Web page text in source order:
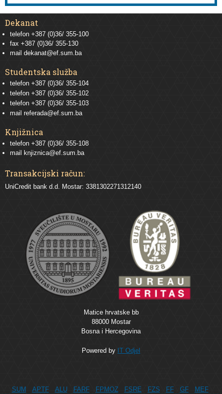
Dekanat
telefon +387 (0)36/ 355-100
fax +387 (0)36/ 355-130
mail dekanat@ef.sum.ba
Studentska služba
telefon +387 (0)36/ 355-104
telefon +387 (0)36/ 355-102
telefon +387 (0)36/ 355-103
mail referada@ef.sum.ba
Knjižnica
telefon +387 (0)36/ 355-108
mail
knjiznica@ef.sum.ba
Transakcijski račun:
UniCredit bank d.d. Mostar: 3381302271312140
Matice hrvatske bb
88000 Mostar
Bosna i Hercegovina
Powered by IT Odjel
SUM APTF ALU FARF FPMOZ FSRE FZS FF GF
MEF